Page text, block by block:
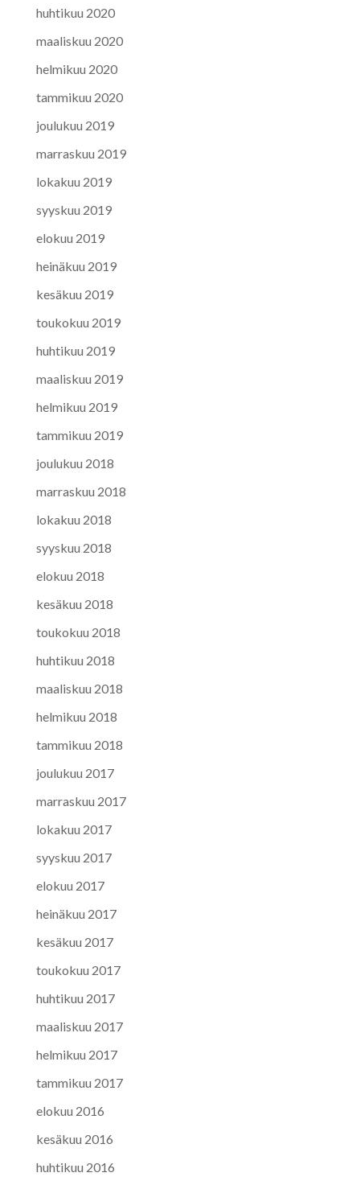
huhtikuu 2020
maaliskuu 2020
helmikuu 2020
tammikuu 2020
joulukuu 2019
marraskuu 2019
lokakuu 2019
syyskuu 2019
elokuu 2019
heinäkuu 2019
kesäkuu 2019
toukokuu 2019
huhtikuu 2019
maaliskuu 2019
helmikuu 2019
tammikuu 2019
joulukuu 2018
marraskuu 2018
lokakuu 2018
syyskuu 2018
elokuu 2018
kesäkuu 2018
toukokuu 2018
huhtikuu 2018
maaliskuu 2018
helmikuu 2018
tammikuu 2018
joulukuu 2017
marraskuu 2017
lokakuu 2017
syyskuu 2017
elokuu 2017
heinäkuu 2017
kesäkuu 2017
toukokuu 2017
huhtikuu 2017
maaliskuu 2017
helmikuu 2017
tammikuu 2017
elokuu 2016
kesäkuu 2016
huhtikuu 2016